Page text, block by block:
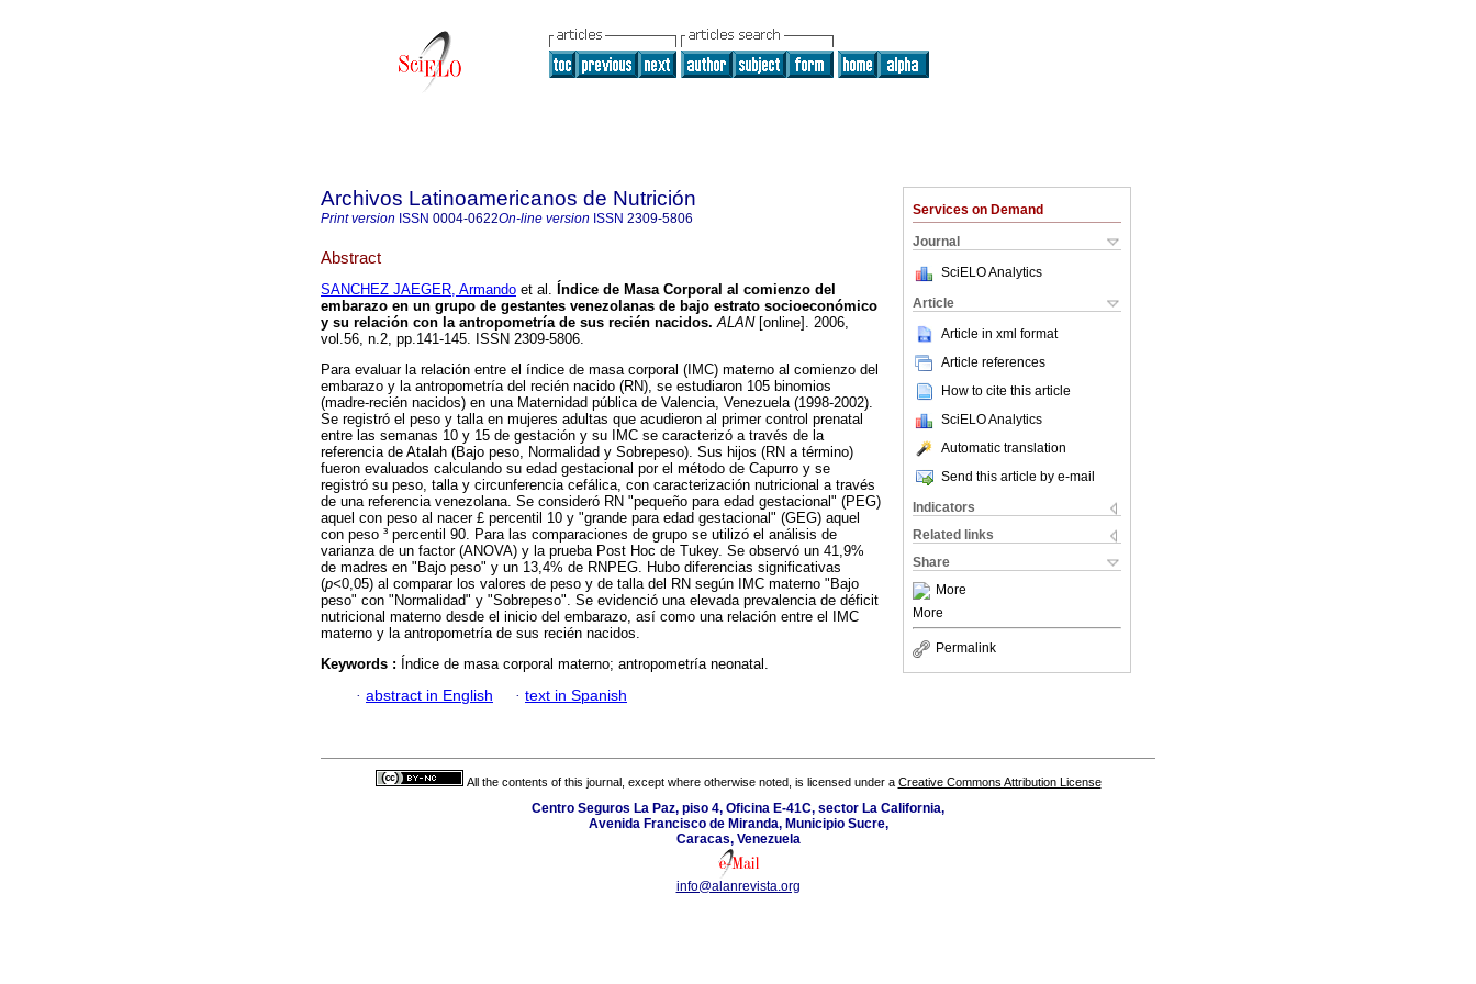
Services on Demand
Journal
SciELO Analytics
Article
Article in xml format
Article references
How to cite this article
SciELO Analytics
Automatic translation
Send this article by e-mail
Indicators
Related links
Share
More
More
Permalink
Archivos Latinoamericanos de Nutrición
Print version ISSN 0004-0622On-line version ISSN 2309-5806
Abstract
SANCHEZ JAEGER, Armando et al. Índice de Masa Corporal al comienzo del
embarazo en un grupo de gestantes venezolanas de bajo estrato socioeconómico
y su relación con la antropometría de sus recién nacidos. ALAN[online]. 2006,
vol.56, n.2, pp.141-145. ISSN 2309-5806.
Para evaluar la relación entre el índice de masa corporal (IMC) materno al comienzo del
embarazo y la antropometría del recién nacido (RN), se estudiaron 105 binomios
(madre-recién nacidos) en una Maternidad pública de Valencia, Venezuela (1998-2002).
Se registró el peso y talla en mujeres adultas que acudieron al primer control prenatal
entre las semanas 10 y 15 de gestación y su IMC se caracterizó a través de la
referencia de Atalah (Bajo peso, Normalidad y Sobrepeso). Sus hijos (RN a término)
fueron evaluados calculando su edad gestacional por el método de Capurro y se
registró su peso, talla y circunferencia cefálica, con caracterización nutricional a través
de una referencia venezolana. Se consideró RN "pequeño para edad gestacional" (PEG)
aquel con peso al nacer £ percentil 10 y "grande para edad gestacional" (GEG) aquel
con peso ³ percentil 90. Para las comparaciones de grupo se utilizó el análisis de
varianza de un factor (ANOVA) y la prueba Post Hoc de Tukey. Se observó un 41,9%
de madres en "Bajo peso" y un 13,4% de RNPEG. Hubo diferencias significativas
(p<0,05) al comparar los valores de peso y de talla del RN según IMC materno "Bajo
peso" con "Normalidad" y "Sobrepeso". Se evidenció una elevada prevalencia de déficit
nutricional materno desde el inicio del embarazo, así como una relación entre el IMC
materno y la antropometría de sus recién nacidos.
Keywords : Índice de masa corporal materno; antropometría neonatal.
· abstract in English · text in Spanish
All the contents of this journal, except where otherwise noted, is licensed under a Creative Commons Attribution License
Centro Seguros La Paz, piso 4, Oficina E-41C, sector La California,
Avenida Francisco de Miranda, Municipio Sucre,
Caracas, Venezuela
info@alanrevista.org